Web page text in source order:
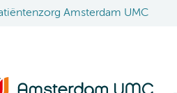
Amsterdam UMC